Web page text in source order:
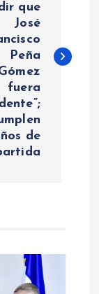
que
José
Peña
fuera
de